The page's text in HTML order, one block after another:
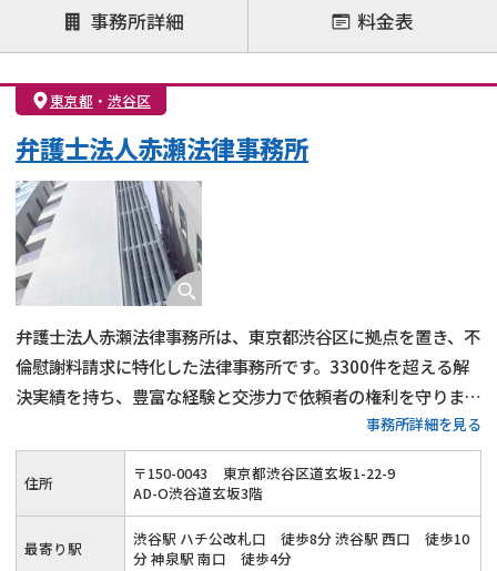
注力案件
離婚前相談
離婚調停
離婚裁判
親権・面会交流権
DV
モラハラ
不貞・不倫慰謝料請求
財産分与
内縁の夫婦
事務所詳細 料金表
東京都 ・ 渋谷区
弁護士法人赤瀬法律事務所
弁護士法人赤瀬法律事務所は、東京都渋谷区に拠点を置き、不
倫慰謝料請求に特化した法律事務所です。3300件を超える解
決実績を持ち、豊富な経験と交渉力で依頼者の権利を守りま
す。何度でも無料で相談を受け付けており、初めての方でも安
心して相談できます。また、完全成功報酬制を採用し、依頼者
の負担を軽減しています。
事務所詳細を見る
住所 〒150-0043
東京都渋谷区道玄坂1-22-9
AD-O渋谷道玄坂3階
最寄り駅
渋谷駅 ハチ公改札口 徒歩8分 渋谷駅 西口 徒歩10
分 神泉駅 南口 徒歩4分